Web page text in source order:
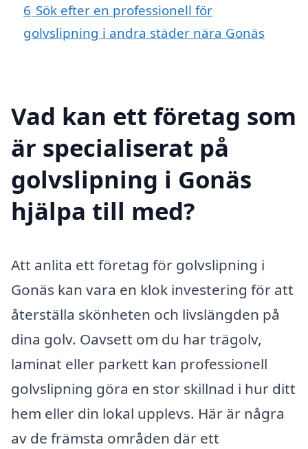
6 Sök efter en professionell för
golvslipning i andra städer nära Gonäs
Vad kan ett företag som
är specialiserat på
golvslipning i Gonäs
hjälpa till med?
Att anlita ett företag för golvslipning i
Gonäs kan vara en klok investering för att
återställa skönheten och livslängden på
dina golv. Oavsett om du har trägolv,
laminat eller parkett kan professionell
golvslipning göra en stor skillnad i hur ditt
hem eller din lokal upplevs. Här är några
av de främsta områden där ett